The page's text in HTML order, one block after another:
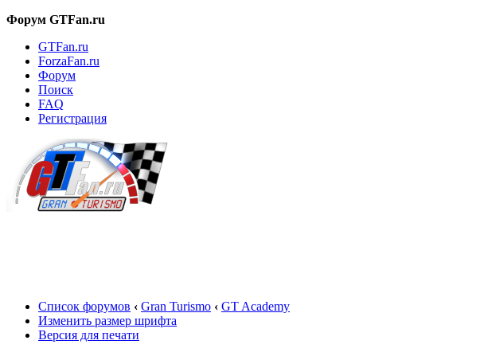
Форум GTFan.ru
GTFan.ru
ForzaFan.ru
Форум
Поиск
FAQ
Регистрация
Список форумов ‹ Gran Turismo ‹ GT Academy
Изменить размер шрифта
Версия для печати